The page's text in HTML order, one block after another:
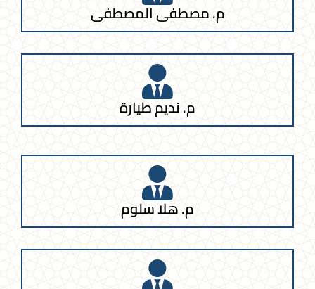
م. مصطفى المصطفى
م. نديم طيارة
م. هلا سلوم